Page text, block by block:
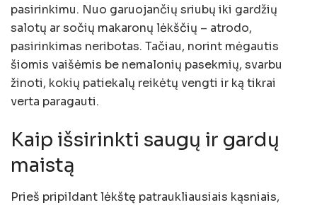
pasirinkimu. Nuo garuojančių sriubų iki gardžių
salotų ar sočių makaronų lėkščių – atrodo,
pasirinkimas neribotas. Tačiau, norint mėgautis
šiomis vaišėmis be nemalonių pasekmių, svarbu
žinoti, kokių patiekalų reikėtų vengti ir ką tikrai
verta paragauti.
Kaip išsirinkti saugų ir gardų
maistą
Prieš pripildant lėkštę patraukliausiais kąsniais,